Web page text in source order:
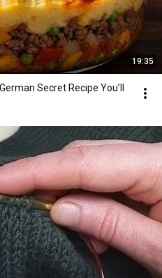
19:35
Secret Recipe You’ll